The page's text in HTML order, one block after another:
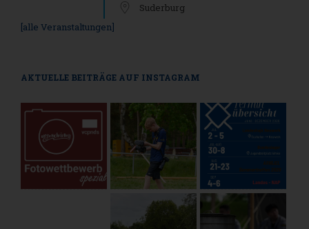
Suderburg
[alle Veranstaltungen]
AKTUELLE BEITRÄGE AUF INSTAGRAM